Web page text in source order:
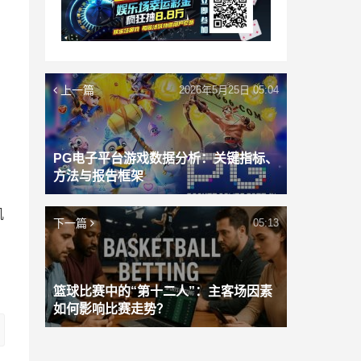
上一篇
PG电子平台游戏数据分析：关键指标、
方法与报告框架
2026年5月25日 05:04
下一篇
篮球比赛中的“第十二人”：主客场因素
如何影响比赛走势？
05:13